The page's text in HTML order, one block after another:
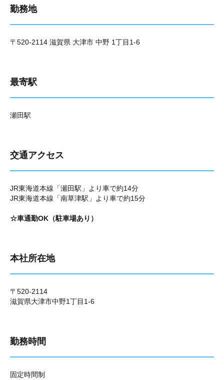
勤務地
〒520-2114 滋賀県 大津市 中野 1丁目1-6
最寄駅
瀬田駅
交通アクセス
JR東海道本線「瀬田駅」より車で約14分
JR東海道本線「南草津駅」より車で約15分
☆車通勤OK（駐車場あり）
本社所在地
〒520-2114
滋賀県大津市中野1丁目1-6
勤務時間
固定時間制